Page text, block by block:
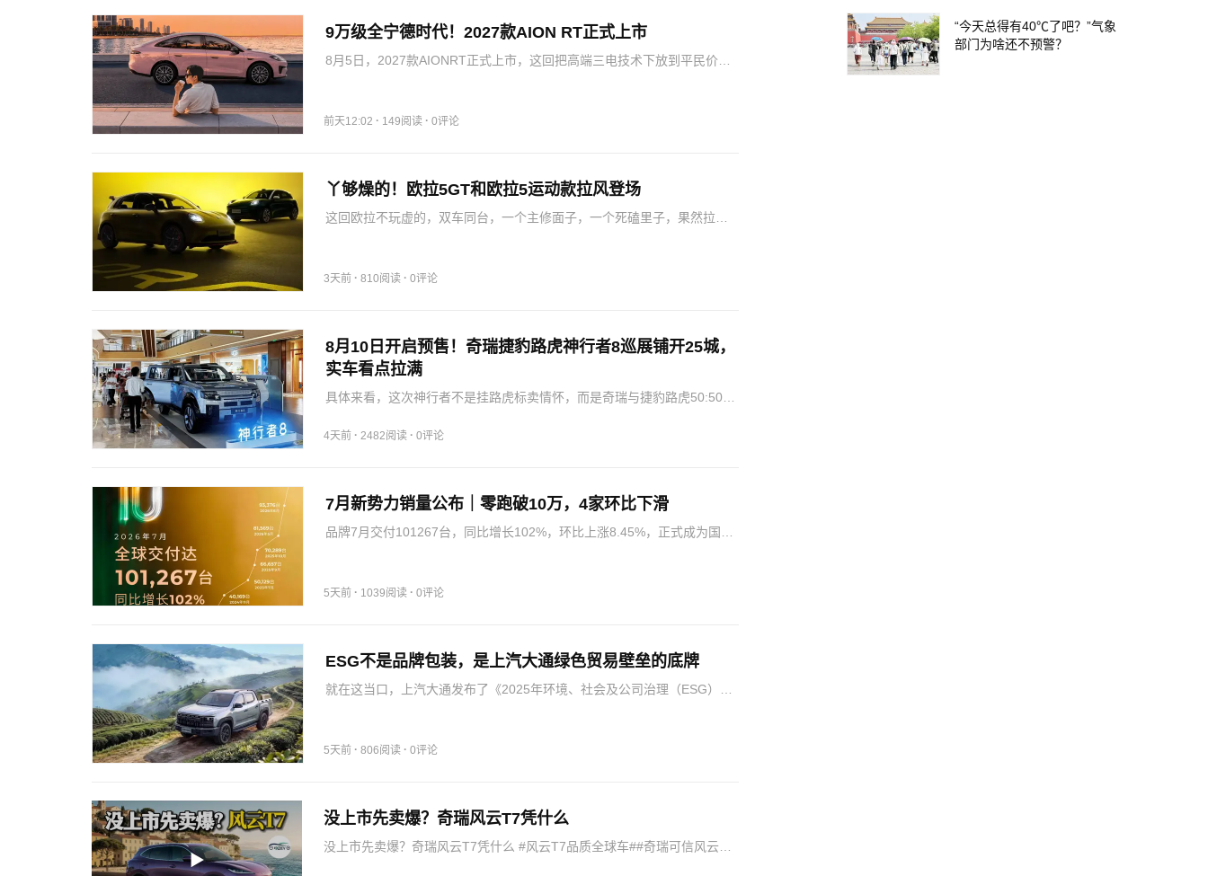
9万级全宁德时代！2027款AION RT正式上市
8月5日，2027款AIONRT正式上市，这回把高端三电技术下放到平民价
前天12:02 · 149阅读 · 0评论
丫够燥的！欧拉5GT和欧拉5运动款拉风登场
这回欧拉不玩虚的，双车同台，一个主修面子，一个死磕里子，果然拉风
魏牌、坦克、欧拉…
3天前 · 810阅读 · 0评论
8月10日开启预售！奇瑞捷豹路虎神行者8巡展铺开25城，
实车看点拉满
具体来看，这次神行者不是挂路虎标卖情怀，而是奇瑞与捷豹路虎50:50股
动化定义和三电整合，华为乾崑、宁德时代、高通进供应链核心层。一台
4天前 · 2482阅读 · 0评论
7月新势力销量公布｜零跑破10万，4家环比下滑
品牌7月交付101267台，同比增长102%，环比上涨8.45%，正式成为国内
5天前 · 1039阅读 · 0评论
ESG不是品牌包装，是上汽大通绿色贸易壁垒的底牌
就在这当口，上汽大通发布了《2025年环境、社会及公司治理（ESG）报
心…
5天前 · 806阅读 · 0评论
没上市先卖爆？奇瑞风云T7凭什么
没上市先卖爆？奇瑞风云T7凭什么 #风云T7品质全球车##奇瑞可信风云T7
“今天总得有40℃了吧？”气象
部门为啥还不预警？